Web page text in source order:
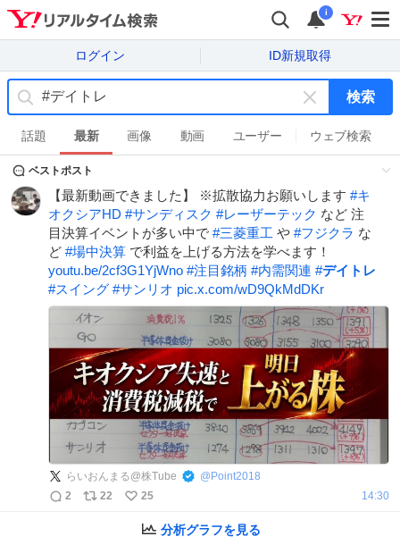
i
ログイン ID新規取得
キ
ー
ワ
ド
を
消
す
検索
話題 最新 画像 動画 ユーザー ウェブ検索
ベストポスト
【最新動画できました】 ※拡散協力お願いします #キ
オクシアHD #サンディスク #レーザーテック など 注
目決算イベントが多い中で #三菱重工 や #フジクラ な
ど #場中決算 で利益を上げる方法を学べます！
youtu.be/2cf3G1YjWno #注目銘柄 #内需関連 #デイトレ
#スイング #サンリオ pic.x.com/wD9QkMdDKr
らいおんまる@株Tube @ Point2018
2
22 25 14:30
分析グラフを見る